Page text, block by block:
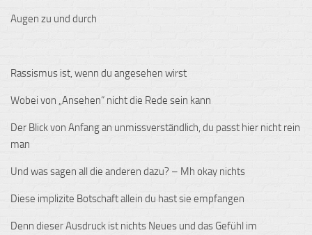
Augen zu und durch
Rassismus ist, wenn du angesehen wirst
Wobei von „Ansehen“ nicht die Rede sein kann
Der Blick von Anfang an unmissverständlich, du passt hier nicht rein
man
Und was sagen all die anderen dazu? – Mh okay nichts
Diese implizite Botschaft allein du hast sie empfangen
Denn dieser Ausdruck ist nichts Neues und das Gefühl im